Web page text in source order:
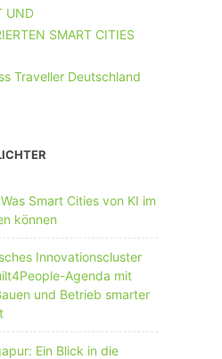
UND
SMART CITIES
Smart Cities von KI im
können
Innovationscluster
Agenda mit
und Betrieb smarter
Ein Blick in die